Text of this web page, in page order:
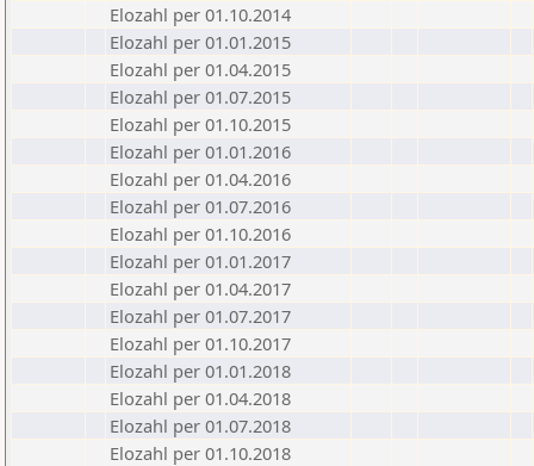
Elozahl per 01.10.2014
Elozahl per 01.01.2015
Elozahl per 01.04.2015
Elozahl per 01.07.2015
Elozahl per 01.10.2015
Elozahl per 01.01.2016
Elozahl per 01.04.2016
Elozahl per 01.07.2016
Elozahl per 01.10.2016
Elozahl per 01.01.2017
Elozahl per 01.04.2017
Elozahl per 01.07.2017
Elozahl per 01.10.2017
Elozahl per 01.01.2018
Elozahl per 01.04.2018
Elozahl per 01.07.2018
Elozahl per 01.10.2018